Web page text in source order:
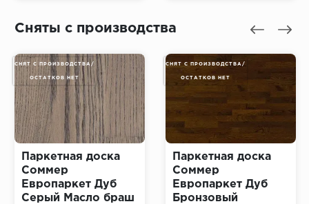
Сняты с производства
СНЯТ С ПРОИЗВОДСТВА/
ОСТАТКОВ НЕТ
Паркетная доска
Соммер
Европаркет Дуб
Серый Масло браш
СНЯТ С ПРОИЗВОДСТВА/
ОСТАТКОВ НЕТ
Паркетная доска
Соммер
Европаркет Дуб
Бронзовый